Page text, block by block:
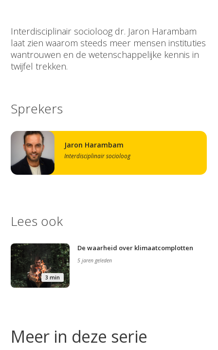
Interdisciplinair socioloog dr. Jaron Harambam
laat zien waarom steeds meer mensen instituties
wantrouwen en de wetenschappelijke kennis in
twijfel trekken.
Sprekers
Jaron Harambam
Interdisciplinair socioloog
Lees ook
3 min
De waarheid over klimaatcomplotten
5 jaren geleden
Meer in deze serie